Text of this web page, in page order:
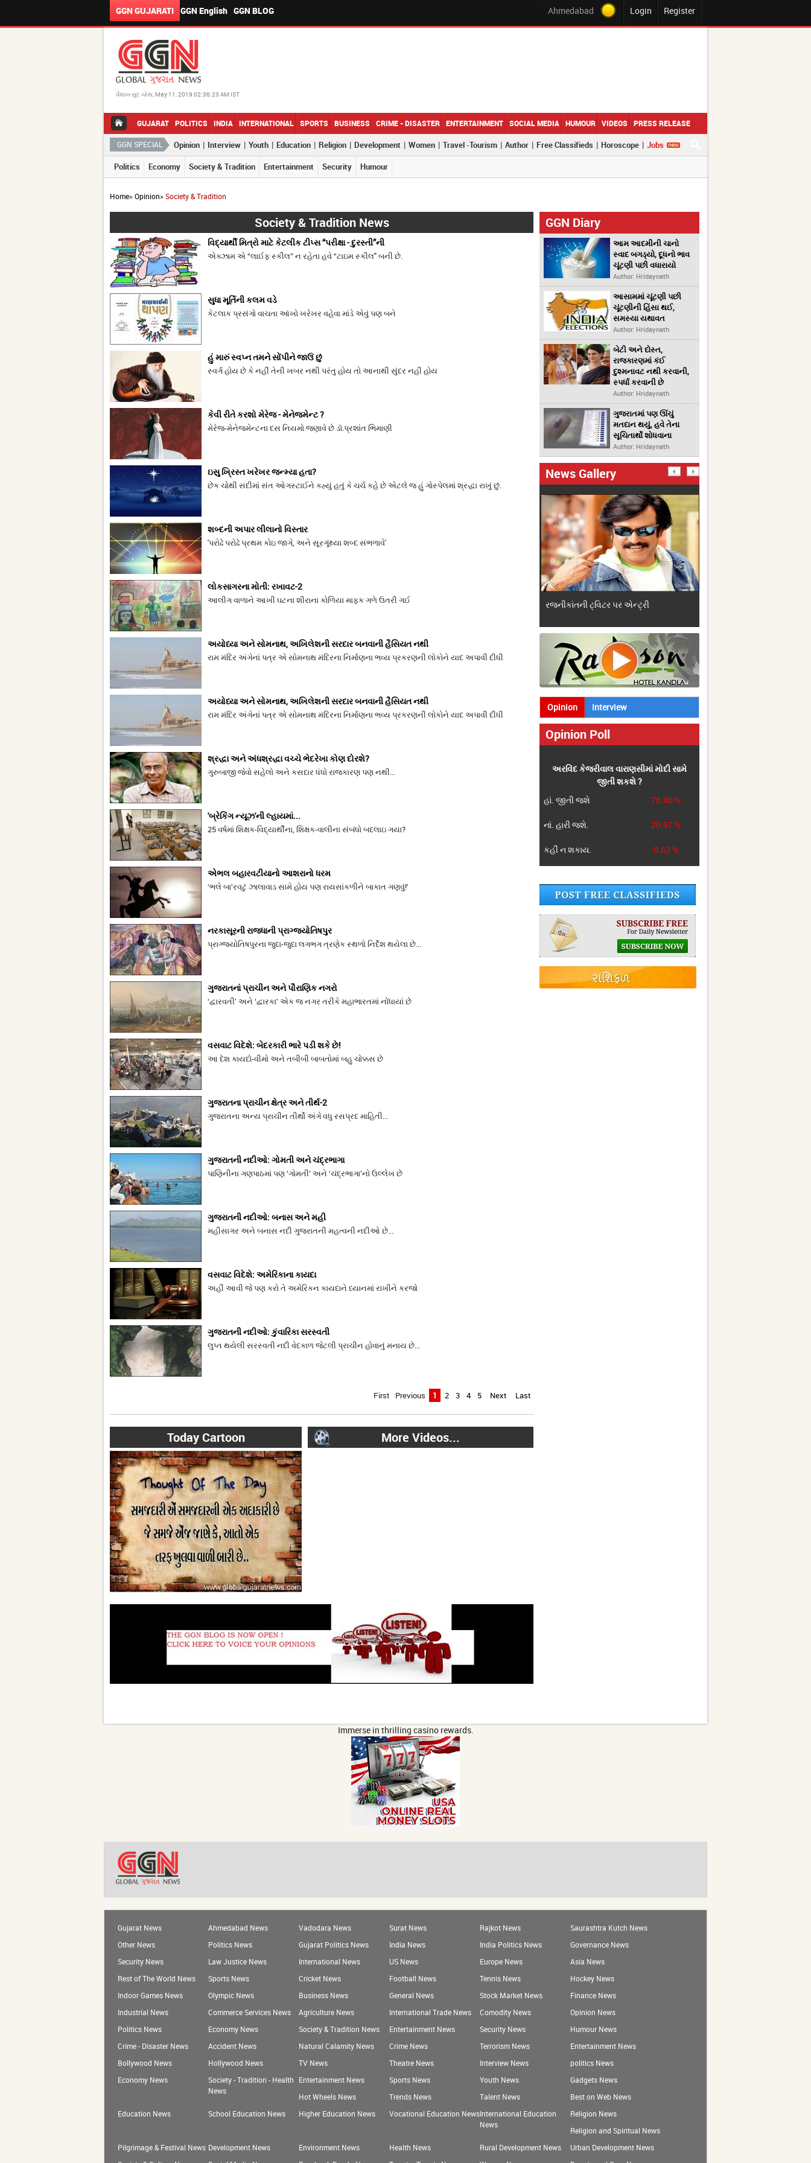
GGN GUJARATI GGN English GGN BLOG Ahmedabad Login Register
વૈશાખ સુદ ચોથ, May 11, 2019 02:36:23 AM IST
GUJARAT POLITICS INDIA INTERNATIONAL SPORTS BUSINESS CRIME - DISASTER ENTERTAINMENT SOCIAL MEDIA HUMOUR VIDEOS PRESS RELEASE
GGN SPECIAL Opinion | Interview | Youth | Education | Religion | Development | Women | Travel -Tourism | Author | Free Classifieds | Horoscope | Jobs
Politics
Economy Society & Tradition Entertainment Security Humour
Home»Opinion»Society & Tradition
Society & Tradition News
વિદ્યાર્થી મિત્રો માટે કેટલીક ટીપ્સ “પરીક્ષા - દુરસ્તી”ની
એક્ઝામ એ “લાઈફ સ્કીલ” ન રહેતા હવે “ટાઇમ સ્કીલ" બની છે.
સુધા મૂર્તિની કલમ વડે
કેટલાક પ્રસંગો વાચતા આંખો ખરેખર વહેવા માંડે એવું પણ બને
હું મારું સ્વપ્ન તમને સોંપીને જાઉં છું
સ્વર્ગ હોય છે કે નહીં તેની ખબર નથી પરંતુ હોય તો આનાથી સુંદર નહી હોય
કેવી રીતે કરશો મેરેજ - મેનેજમેન્ટ ?
મેરેજ-મેનેજમેન્ટના દસ નિયમો જણાવે છે ડૉ.પ્રશાંત ભિમાણી
ઇસુ ખ્રિસ્ત ખરેખર જન્મ્યા હતા?
છેક ચોથી સદીમાં સંત ઓગસ્ટાઈને કહ્યું હતું કે ચર્ચ કહે છે એટલે જ હું ગોસ્પેલમાં શ્રદ્ધા રાખું છું.
શબ્દની અપાર લીલાનો વિસ્તાર
'પરોઢે પરોઢે પ્રથમ કોઇ જાગે, અને સૂરગૂંથ્યા શબ્દ સંભળાવે'
લોકસાગરના મોતી: રખાવટ-2
આલીગ વાળાને આખી ઘટના શીરાના કોળિયા માફક ગળે ઉતરી ગઈ
અયોધ્યા અને સોમનાથ, અખિલેશની સરદાર બનવાની હૈસિયત નથી
રામ મંદિર અંગેનાં પત્ર એ સોમનાથ મંદિરના નિર્માણના ભવ્ય પ્રકરણની લોકોને યાદ અપાવી દીધી
અયોધ્યા અને સોમનાથ, અખિલેશની સરદાર બનવાની હૈસિયત નથી
રામ મંદિર અંગેનાં પત્ર એ સોમનાથ મંદિરના નિર્માણના ભવ્ય પ્રકરણની લોકોને યાદ અપાવી દીધી
શ્રદ્ધા અને અંધશ્રદ્ધા વચ્ચે ભેદરેખા કોણ દોરશે?
ગુરુબાજી જેવો સહેલો અને કસદાર ધંધો રાજકારણ પણ નથી...
'બ્રેકિંગ ન્યૂઝ'ની લ્હાયમાં...
25 વર્ષમાં શિક્ષક-વિદ્યાર્થીના, શિક્ષક-વાલીના સંબંધો બદલાઇ ગયા?
એભલ બહારવટીયાનો આશરાનો ધરમ
‘ભલે બા’રવટું ઝાલાવાડ સામે હોય પણ રાયસાંકળીને બાકાત ગણવું!’
નરકાસૂરની રાજધાની પ્રાગ્જ્યોતિષપુર
પ્રાગ્જ્યોતિષપુરના જુદા-જુદા લગભગ ત્રણેક સ્થળો નિર્દેશ થયેલા છે...
ગુજરાતનાં પ્રાચીન અને પૌરાણિક નગરો
‘દ્વારવતી’ અને ‘દ્વારકા’ એક જ નગર તરીકે મહાભારતમાં નોંધાયાં છે
વસવાટ વિદેશે: બેદરકારી ભારે પડી શકે છે!
આ દેશ કાયદો-વીમો અને તબીબી બાબતોમાં બહુ ચોક્કસ છે
ગુજરાતના પ્રાચીન ક્ષેત્ર અને તીર્થ-2
ગુજરાતના અન્ય પ્રાચીન તીર્થો અંગે વધુ રસપ્રદ માહિતી...
ગુજરાતની નદીઓ: ગોમતી અને ચંદ્રભાગા
પાણિનીના ગણપાઠમાં પણ ‘ગોમતી’ અને ‘ચંદ્રભાગા’નો ઉલ્લેખ છે
ગુજરાતની નદીઓ: બનાસ અને મહી
મહીસાગર અને બનાસ નદી ગુજરાતની મહત્વની નદીઓ છે...
વસવાટ વિદેશે: અમેરિકાના કાયદા
અહીં આવી જે પણ કરો તે અમેરિકન કાયદાને ધ્યાનમાં રાખીને કરજો
ગુજરાતની નદીઓ: કુંવારિકા સરસ્વતી
લુપ્ત થયેલી સરસ્વતી નદી વેદકાળ જેટલી પ્રાચીન હોવાનું મનાય છે...
First Previous 1 2 3 4 5 Next Last
Today Cartoon More Videos...
GGN Diary
આમ આદમીની ચાનો
સ્વાદ બગડ્યો, દૂધનો ભાવ
ચૂંટણી પછી વધારાયો
Author: Hridaynath
આસામમાં ચૂંટણી પછી
ચૂંટણીની હિંસા થઈ,
સમસ્યા યથાવત
Author: Hridaynath
બેટી અને દોસ્ત,
રાજકારણમાં કંઈ
દુશ્મનાવટ નથી કરવાની,
સ્પર્ધા કરવાની છે
Author: Hridaynath
ગુજરાતમાં પણ ઊંચું
મતદાન થયું, હવે તેના
સૂચિતાર્થો શોધવાના
Author: Hridaynath
News Gallery
રજનીકાંતની ટ્વિટર પર એન્ટ્રી
Opinion Interview
Opinion Poll
અરવિંદ કેજરીવાલ વારાણસીમાં મોદી સામે
જીતી શકશે ?
હાં. જીતી જશે
78.40 %
નાં. હારી જશે. 20.97 %
કહીં ન શકાય. 0.63 %
Immerse in thrilling casino rewards.
Gujarat News Ahmedabad News Vadodara News Surat News Rajkot News
Saurashtra Kutch News
Other News
Politics News Gujarat Politics News India News India Politics News
Governance News
Security News
Law Justice News International News US News Europe News
Asia News
Rest of The World News
Sports News Cricket News Football News Tennis News
Hockey News
Indoor Games News
Olympic News Business News General News Stock Market News
Finance News
Industrial News
Commerce Services News Agriculture News International Trade News Comodity News
Opinion News
Politics News
Economy News Society & Tradition News Entertainment News Security News
Humour News
Crime - Disaster News
Accident News Natural Calamity News Crime News Terrorism News
Entertainment News
Bollywood News
Hollywood News TV News Theatre News Interview News
politics News
Economy News
Society - Tradition - Health
News
Entertainment News Sports News Youth News
Gadgets News
Hot Wheels News
Trends News Talent News
Best on Web News
Education News
School Education News Higher Education News Vocational Education NewsInternational Education
News
Religion News
Religion and Spiritual News
Pilgrimage & Festival News Development News Environment News Health News Rural Development News
Urban Development News